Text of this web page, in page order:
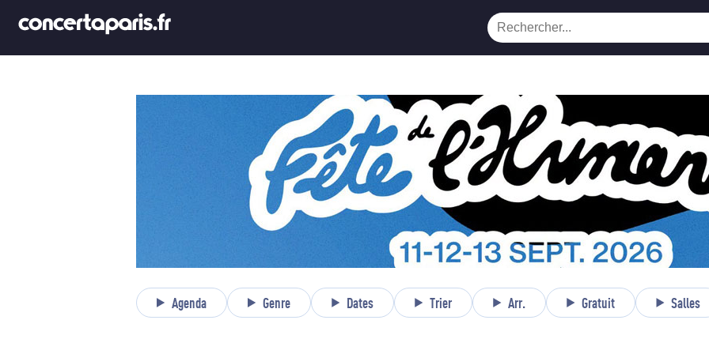
Agenda Genre Dates Trier Arr. Gratuit Salles